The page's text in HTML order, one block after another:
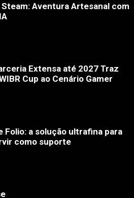
Steam: Aventura Artesanal com
Extensa até 2027 Traz
Cup ao Cenário Gamer
Folio: a solução ultrafina para
como suporte